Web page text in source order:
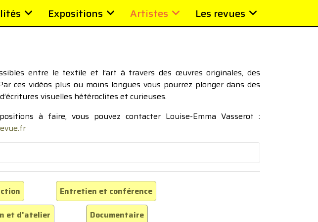
Expositions Artistes Les revues
entre le textile et l’art à travers des œuvres originales, des
ces vidéos plus ou moins longues vous pourrez plonger dans des
visuelles hétéroclites et curieuses.
à faire, vous pouvez contacter Louise-Emma Vasserot :
Entretien et conférence
et d'atelier Documentaire